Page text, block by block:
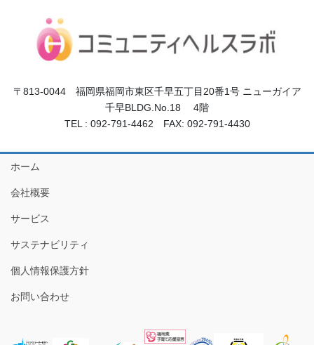
〒813-0044 福岡県福岡市東区千早五丁目20番1号 ニューガイア
千早BLDG.No.18 4階
TEL : 092-791-4462 FAX: 092-791-4430
ホーム
会社概要
サービス
サステナビリティ
個人情報保護方針
お問い合わせ